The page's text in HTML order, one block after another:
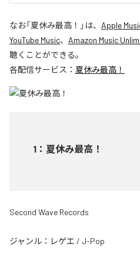
なお「夏休み最高！ 」は、 Apple
YouTube Music、 Amazon Music
聴くことができる。
各配信サービス： 夏休み最高！
1 ： 夏休み最高！
Second Wave Records
ジャンル： レゲエ / J-Pop